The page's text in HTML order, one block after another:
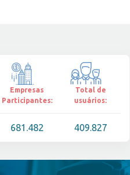
Empresas
Participantes:
Total de
usuários:
681.482 409.827